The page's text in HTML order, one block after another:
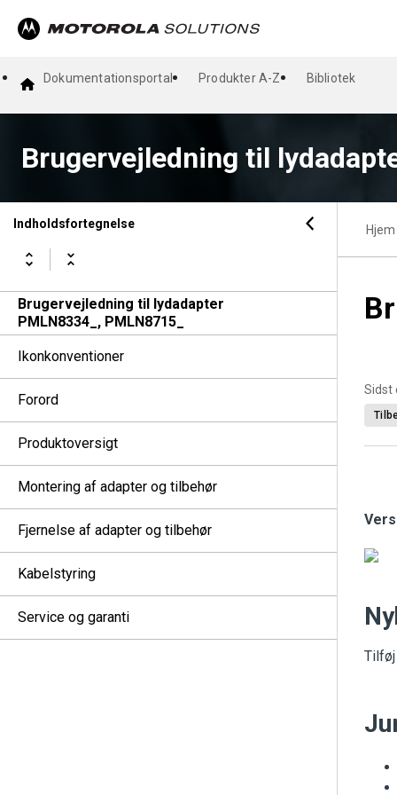
Dokumentationsportal Produkter A-Z Bibliotek
Brugervejledning til
Indholdsfortegnelse
Brugervejledning til lydadapter
PMLN8334_, PMLN8715_
Ikonkonventioner
Forord
Produktoversigt
Montering af adapter og tilbehør
Fjernelse af adapter og tilbehør
Kabelstyring
Service og garanti
Hjem
Sidst